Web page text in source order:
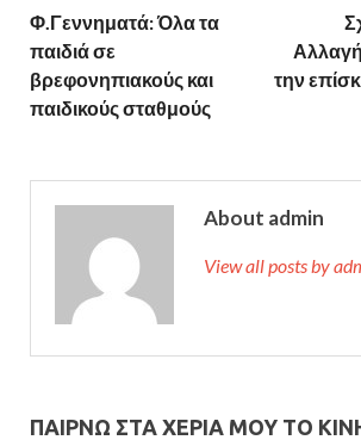
Φ.Γεννηματά: Όλα τα
παιδιά σε
βρεφονηπιακούς και
παιδικούς σταθμούς
την
About admin
View all posts by
ΠΑΙΡΝΩ ΣΤΑ ΧΕΡΙΑ ΜΟΥ ΤΟ